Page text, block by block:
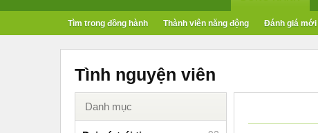
Tìm trong đồng hành Thành viên năng động Đánh giá mới
Tình nguyện viên
Danh mục